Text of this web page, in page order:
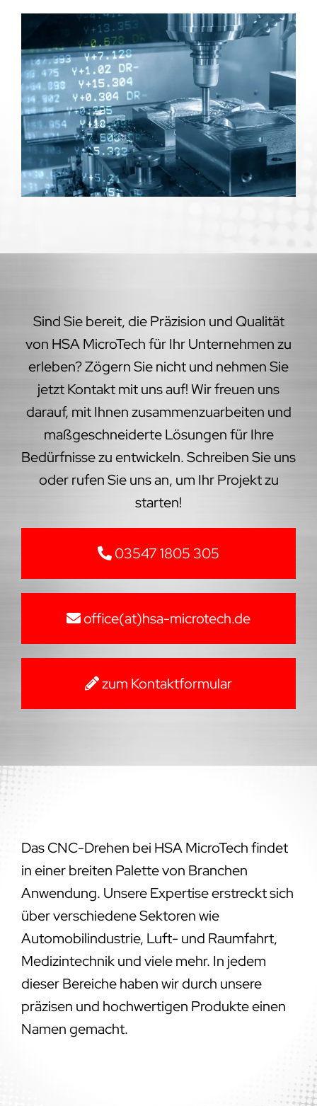
Sind Sie bereit, die Präzision und Qualität
von HSA MicroTech für Ihr Unternehmen zu
erleben? Zögern Sie nicht und nehmen Sie
jetzt Kontakt mit uns auf! Wir freuen uns
darauf, mit Ihnen zusammenzuarbeiten und
maßgeschneiderte Lösungen für Ihre
Bedürfnisse zu entwickeln. Schreiben Sie uns
oder rufen Sie uns an, um Ihr Projekt zu
starten!
03547 1805 305
office(at)hsa-microtech.de
zum Kontaktformular
Das CNC-Drehen bei HSA MicroTech findet
in einer breiten Palette von Branchen
Anwendung. Unsere Expertise erstreckt sich
über verschiedene Sektoren wie
Automobilindustrie, Luft- und Raumfahrt,
Medizintechnik und viele mehr. In jedem
dieser Bereiche haben wir durch unsere
präzisen und hochwertigen Produkte einen
Namen gemacht.